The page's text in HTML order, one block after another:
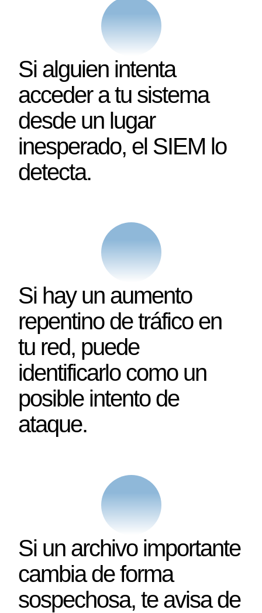
Si alguien intenta
acceder a tu sistema
desde un lugar
inesperado, el SIEM lo
detecta.
Si hay un aumento
repentino de tráfico en
tu red, puede
identificarlo como un
posible intento de
ataque.
Si un archivo importante
cambia de forma
sospechosa, te avisa de